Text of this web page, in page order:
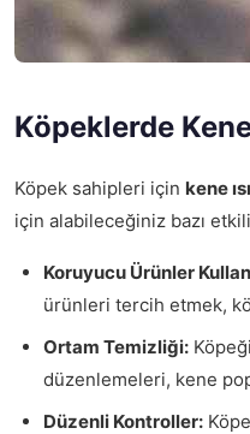
Köpeklerde
Köpek sahipleri için kene
için alabileceğiniz bazı
Koruyucu Ürünler
ürünleri tercih etmek,
Ortam Temizliği:
düzenlemeleri, kene
Düzenli Kontroller: